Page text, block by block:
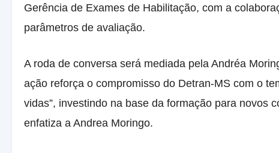
Gerência de Exames de Habilitação, com a
parâmetros de avaliação.
A roda de conversa será mediada pela Andréa
ação reforça o compromisso do Detran-MS com o
vidas”, investindo na base da formação para novos
enfatiza a Andrea Moringo.